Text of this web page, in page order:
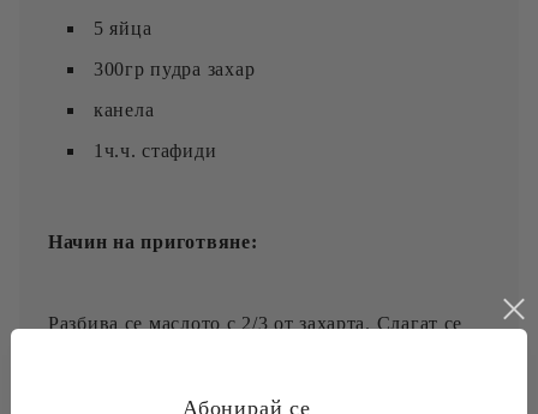
5 яйца
300гр пудра захар
канела
1ч.ч. стафиди
Начин на приготвяне:
Разбива се маслото с 2/3 от захарта. Слагат се
Абонирай се